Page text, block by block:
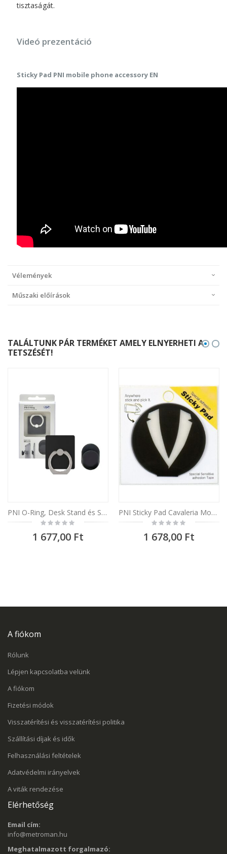
tisztaságát.
Videó prezentáció
Sticky Pad PNI mobile phone accessory EN
Vélemények
Műszaki előírások
TALÁLTUNK PÁR TERMÉKET AMELY ELNYERHETI A
TETSZÉSÉT!
PNI O-Ring, Desk Stand és Smart Grip univerzális tartó, Black, autótartó mellékelve
Rating:
0%
1 677,00 Ft
PNI Sticky Pad Cavaleria Mobiltelefon kiegészítő, fekete
Rating:
0%
1 678,00 Ft
A fiókom
Rólunk
Lépjen kapcsolatba velünk
A fiókom
Fizetési módok
Visszatérítési és visszatérítési politika
Szállítási díjak és idők
Felhasználási feltételek
Adatvédelmi irányelvek
A viták rendezése
Elérhetőség
Email cím:
info@metroman.hu
Meghatalmazott forgalmazó: